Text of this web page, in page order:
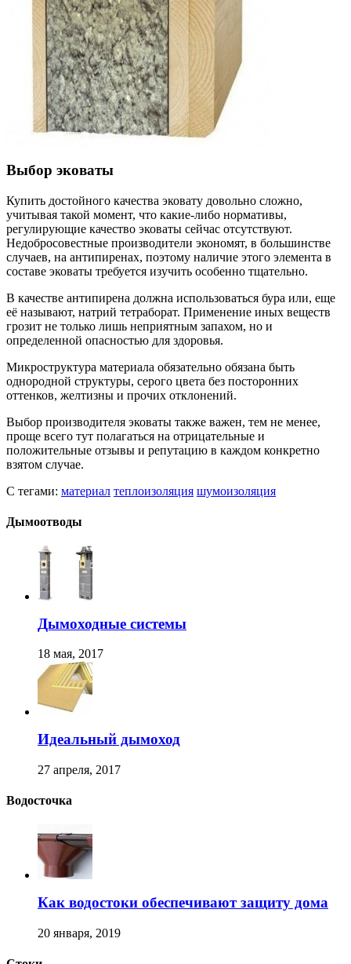
Выбор эковаты
Купить достойного качества эковату довольно сложно,
учитывая такой момент, что какие-либо нормативы,
регулирующие качество эковаты сейчас отсутствуют.
Недобросовестные производители экономят, в большинстве
случаев, на антипиренах, поэтому наличие этого элемента в
составе эковаты требуется изучить особенно тщательно.
В качестве антипирена должна использоваться бура или, еще
её называют, натрий тетраборат. Применение иных веществ
грозит не только лишь неприятным запахом, но и
определенной опасностью для здоровья.
Микроструктура материала обязательно обязана быть
однородной структуры, серого цвета без посторонних
оттенков, желтизны и прочих отклонений.
Выбор производителя эковаты также важен, тем не менее,
проще всего тут полагаться на отрицательные и
положительные отзывы и репутацию в каждом конкретно
взятом случае.
С тегами: материал теплоизоляция шумоизоляция
Дымоотводы
Дымоходные системы
18 мая, 2017
Идеальный дымоход
27 апреля, 2017
Водосточка
Как водостоки обеспечивают защиту дома
20 января, 2019